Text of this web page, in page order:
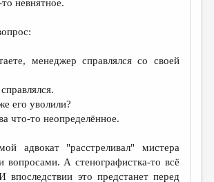
невнятное.
менеджер справлялся со своей
его уволили?
что-то неопределённое.
адвокат "расстреливал" мистера
вопросами. А стенографистка-то всё
впоследствии это предстанет перед